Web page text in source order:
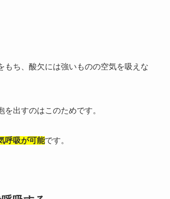
もち、酸欠には強いものの空気を吸えな
出すのはこのためです。
呼吸が可能です。